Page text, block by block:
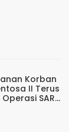
Korban
II Terus
SAR